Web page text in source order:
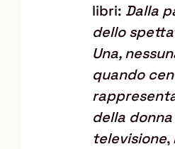
libri: Dalla
dello
Una,
quando
della
televisione,